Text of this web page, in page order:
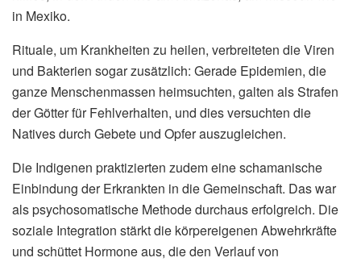
in Mexiko.
Rituale, um Krankheiten zu heilen, verbreiteten die Viren
und Bakterien sogar zusätzlich: Gerade Epidemien, die
ganze Menschenmassen heimsuchten, galten als Strafen
der Götter für Fehlverhalten, und dies versuchten die
Natives durch Gebete und Opfer auszugleichen.
Die Indigenen praktizierten zudem eine schamanische
Einbindung der Erkrankten in die Gemeinschaft. Das war
als psychosomatische Methode durchaus erfolgreich. Die
soziale Integration stärkt die körpereigenen Abwehrkräfte
und schüttet Hormone aus, die den Verlauf von